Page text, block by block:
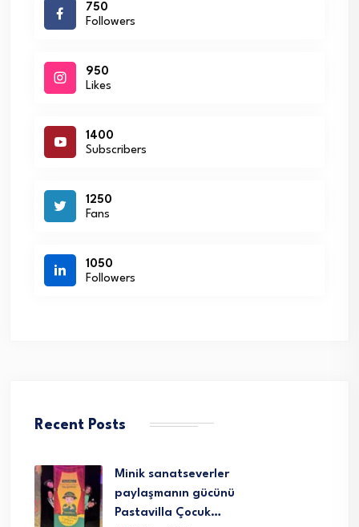
750
Followers
950
Likes
1400
Subscribers
1250
Fans
1050
Followers
Recent Posts
Minik sanatseverler
paylaşmanın gücünü
Pastavilla Çocuk…